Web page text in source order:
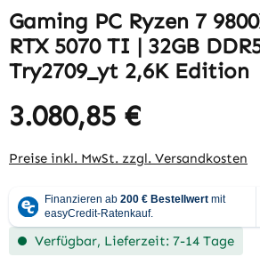
Gaming PC Ryzen 7
RTX 5070 TI | 32GB
Try2709_yt 2,6K Edition
3.080,85 €
Preise inkl. MwSt. zzgl. Versandkosten
Verfügbar, Lieferzeit: 7-14 Tage